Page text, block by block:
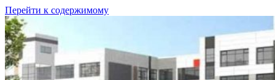
Перейти к содержимому